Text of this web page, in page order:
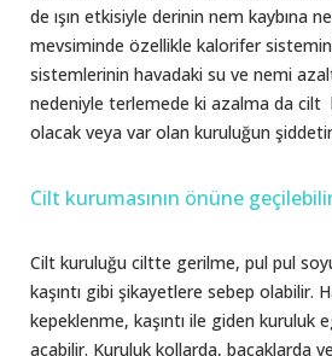
de ışın etkisiyle derinin nem kaybına
mevsiminde özellikle kalorifer
sistemlerinin havadaki su ve nemi
nedeniyle terlemede ki azalma da cilt
olacak veya var olan kuruluğun
Cilt kurumasının önüne
Cilt kuruluğu ciltte gerilme, pul pul
kaşıntı gibi şikayetlere sebep olabilir.
kepeklenme, kaşıntı ile giden kuruluk
açabilir. Kuruluk kollarda, bacaklarda